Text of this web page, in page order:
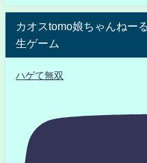
カオスtomo娘ちゃんねー
生ゲーム
ハゲて無双